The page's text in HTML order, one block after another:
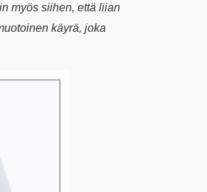
myös siihen, että liian
käyrä, joka